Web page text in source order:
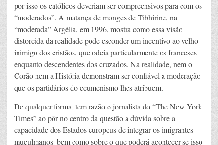
por isso os católicos deveriam ser compreensivos para com os
“moderados”. A matança de monges de Tibhirine, na
“moderada” Argélia, em 1996, mostra como essa visão
distorcida da realidade pode esconder um incentivo ao velho
inimigo dos cristãos, que odeia particularmente os franceses
enquanto descendentes dos cruzados. Na realidade, nem o
Corão nem a História demonstram ser confiável a moderação
que os partidários do ecumenismo lhes atribuem.
De qualquer forma, tem razão o jornalista do “The New York
Times”ao pôr no centro da questão a dúvida sobre a
capacidade dos Estados europeus de integrar os imigrantes
muçulmanos, bem como sobre o que poderá acontecer se isso